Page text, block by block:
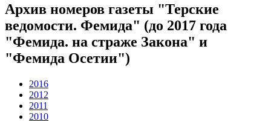
Архив номеров газеты "Терские
ведомости. Фемида" (до 2017 года
"Фемида. на страже Закона" и
"Фемида Осетии")
2016
2012
2011
2010